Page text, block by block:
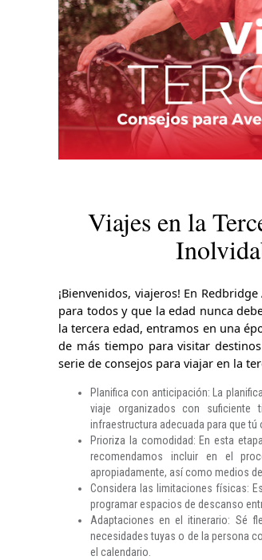
Viajes en la
¡Bienvenidos, viajeros! En
para todos y que la edad nunca
la tercera edad, entramos en una
de más tiempo para visitar
serie de consejos para viajar en la
Planifica con anticipación: La
viaje organizados con
infraestructura adecuada para que
Prioriza la comodidad: En esta
recomendamos incluir en el
apropiadamente, así como medios
Considera las limitaciones físicas:
programar espacios de descanso
Adaptaciones en el itinerario: Sé
necesidades tuyas o de la persona
el calendario.